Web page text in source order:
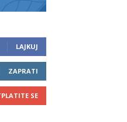
LAJKUJ
ZAPRATI
SE